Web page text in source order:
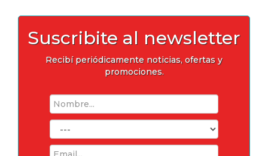
Suscribite al newsletter
Recibí periódicamente noticias, ofertas y
promociones.